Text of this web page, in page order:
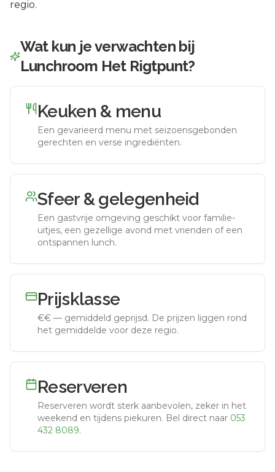
regio.
Wat kun je verwachten bij
Lunchroom Het Rigtpunt?
Keuken & menu
Een gevarieerd menu met seizoensgebonden
gerechten en verse ingrediënten.
Sfeer & gelegenheid
Een gastvrije omgeving geschikt voor familie-
uitjes, een gezellige avond met vrienden of een
ontspannen lunch.
Prijsklasse
€€ — gemiddeld geprijsd. De prijzen liggen rond
het gemiddelde voor deze regio.
Reserveren
Reserveren wordt sterk aanbevolen, zeker in het
weekend en tijdens piekuren. Bel direct naar 053
432 8089.